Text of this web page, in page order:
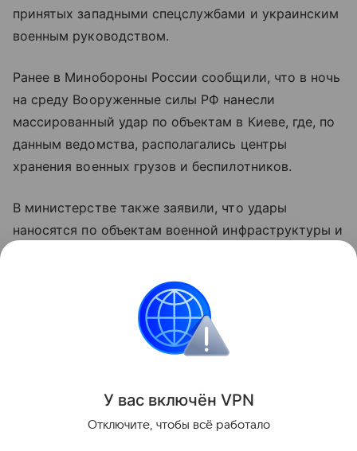
принятых западными спецслужбами и украинским
военным руководством.
Ранее в Минобороны России сообщили, что в ночь
на среду Вооруженные силы РФ нанесли
массированный удар по объектам в Киеве, где, по
данным ведомства, располагались центры
хранения военных грузов и беспилотников.
В министерстве также заявили, что удары
наносятся по объектам военной инфраструктуры и
оружия и беспилотных летательных аппаратов.
Финляндия Россия
Поделиться
У вас включён VPN
Отключите, чтобы всё работало